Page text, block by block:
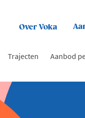
Over Voka
Trajecten Aanbod